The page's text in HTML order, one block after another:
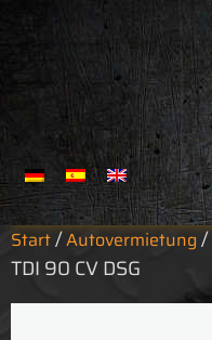
Start/Autovermietung /
TDI 90 CV DSG